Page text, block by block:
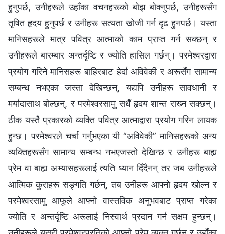
हुनुपर्छ, उनीहरूले उहाँका वचनहरूको बोझ बोक्‍नुपर्छ, उनीहरूसँग
तृषित हृदय हुनुपर्छ र उनीहरू सत्यता खोजी गर्न दृढ हुनपर्छ। यस्ता
मानिसहरूले मात्र पवित्र आत्माको काम प्राप्त गर्न सक्छन् र
उनीहरूले बारम्बार अन्तर्दृष्टि र ज्योति हासिल गर्छन्। परमेश्‍वरद्वारा
प्रयोग गरिने मानिसहरू बाहिरबाट हेर्दा अविवेकी र अरूसँग सामान्य
सम्‍बन्ध नभएका जस्ता देखिन्छन्, यद्यपि उनीहरू सावधानी र
मर्यादासाथ बोल्छन्, र परमेश्‍वरसामु सधैँ हृदय शान्त राख्‍न सक्छन्।
ठीक यस्तै प्रकारको व्यक्ति पवित्र आत्माद्वारा प्रयोग गरिन लायक
हुन्छ। परमेश्‍वरले चर्चा गर्नुभएका यी “अविवेकी” मानिसहरूको अन्य
व्यक्तिहरूसँग सामान्य सम्बन्ध नभएजस्तो देखिन्छ र उनीहरू बाह्य
प्रेम वा बाह्य अभ्यासहरूलाई त्यति ध्यान दिँदैनन् तर जब उनीहरूले
आत्मिक कुराहरू सङ्गति गर्छन्, तब उनीहरू आफ्नो हृदय खोल्न र
परमेश्‍वरसामु आफूले आफ्नो वास्तविक अनुभवबाट प्राप्त गरेका
ज्योति र अन्तर्दृष्टि अरूलाई निस्वार्थ प्रदान गर्न सक्षम हुन्छन्।